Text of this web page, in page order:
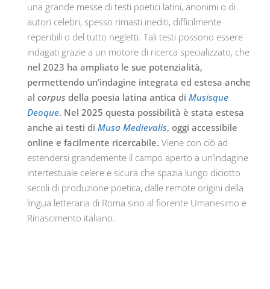
una grande messe di testi poetici latini, anonimi o di
autori celebri, spesso rimasti inediti, difficilmente
reperibili o del tutto negletti. Tali testi possono essere
indagati grazie a un motore di ricerca specializzato, che
nel 2023 ha ampliato le sue potenzialità,
permettendo un’indagine integrata ed estesa anche
al corpus della poesia latina antica di Musisque
Deoque. Nel 2025 questa possibilità è stata estesa
anche ai testi di Musa Medievalis, oggi accessibile
online e facilmente ricercabile. Viene con ciò ad
estendersi grandemente il campo aperto a un’indagine
intertestuale celere e sicura che spazia lungo diciotto
secoli di produzione poetica, dalle remote origini della
lingua letteraria di Roma sino al fiorente Umanesimo e
Rinascimento italiano.